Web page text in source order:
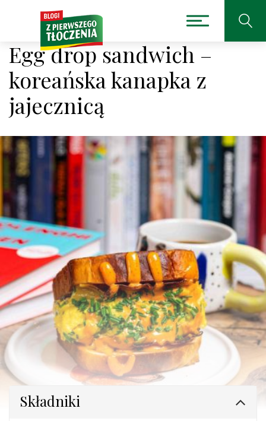
Egg drop sandwich –
koreańska kanapka z
jajecznicą
Składniki